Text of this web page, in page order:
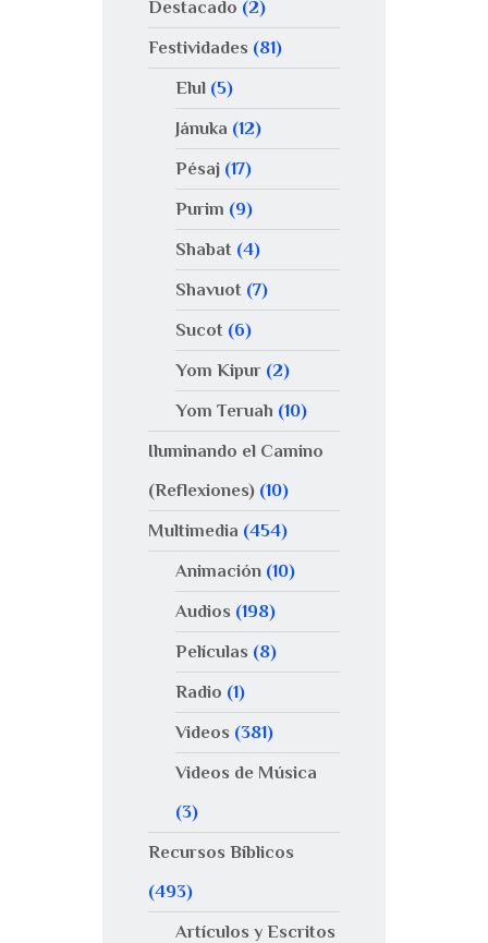
Destacado (2)
Festividades (81)
Elul(5)
Jánuka (12)
Pésaj(17)
Purim (9)
Shabat(4)
Shavuot(7)
Sucot(6)
Yom Kipur(2)
Yom Teruah (10)
Iluminando el Camino
(Reflexiones) (10)
Multimedia (454)
Animación(10)
Audios (198)
Películas (8)
Radio (1)
Videos (381)
Videos de Música
(3)
Recursos Bíblicos
(493)
Artículos y Escritos